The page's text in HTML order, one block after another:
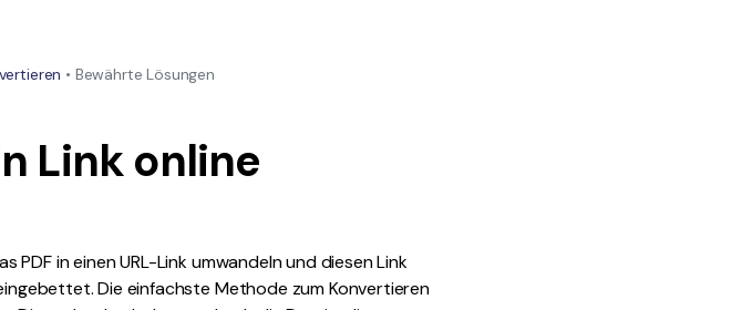
• Bewährte Lösungen
Link online
PDF in einen URL-Link umwandeln und diesen Link
Die einfachste Methode zum Konvertieren